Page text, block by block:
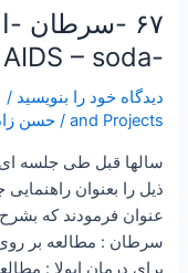
۶۷ -سرطان -
-Abvla- cancer, AIDS – soda
دیدگاه‌ خود را بنویسید /
and Projects
/حسن
سالها قبل طی جلسه ای
ذیل را بعنوان
۶۷
-سرطان
-ابولا-
ایدز
–
نوشابه
گازدار
Abvla-
cancer,